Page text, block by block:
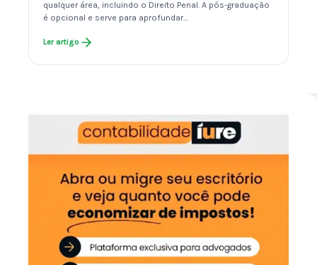
qualquer área, incluindo o Direito Penal. A pós-graduação
é opcional e serve para aprofundar…
Ler artigo